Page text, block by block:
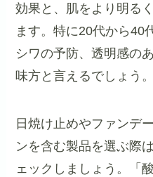
効果と、肌をより明る
ます。特に20代から40
シワの予防、透明感の
味方と言えるでしょう。
日焼け止めやファンデ
ンを含む製品を選ぶ際
ェックしましょう。「